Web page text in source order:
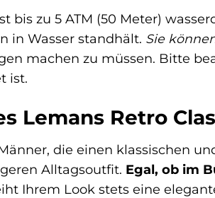
bis zu 5 ATM (50 Meter)
in Wasser standhält. Sie
machen zu müssen. Bitte
ist.
Lemans Retro
die einen klassischen
Alltagsoutfit. Egal, ob im
Ihrem Look stets eine